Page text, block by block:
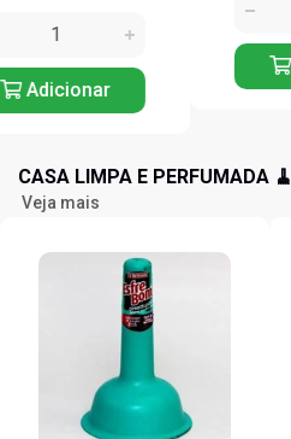
Adicionar
CASA LIMPA E PERFUMADA 🧹
Veja mais